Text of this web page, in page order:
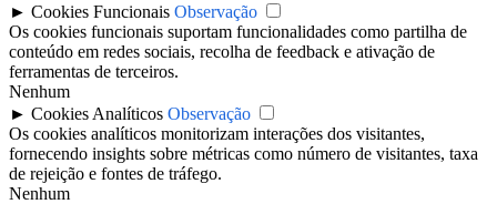
► Cookies Funcionais Observação
Os cookies funcionais suportam funcionalidades como partilha de
conteúdo em redes sociais, recolha de feedback e ativação de
ferramentas de terceiros.
Nenhum
► Cookies Analíticos Observação
Os cookies analíticos monitorizam interações dos visitantes,
fornecendo insights sobre métricas como número de visitantes, taxa
de rejeição e fontes de tráfego.
Nenhum